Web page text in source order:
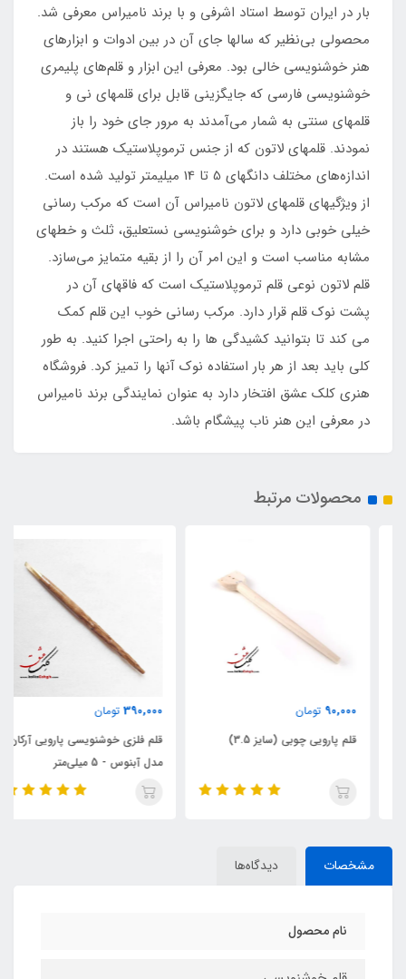
بار در ایران توسط استاد اشرفی و با برند نامیراس معرفی شد.
محصولی بی‌نظیر که سالها جای آن در بین ادوات و ابزارهای
هنر خوشنویسی خالی بود. معرفی این ابزار و قلم‌های پلیمری
خوشنویسی فارسی که جایگزینی قابل برای قلمهای نی و
قلمهای سنتی به شمار می‌آمدند به مرور جای خود را باز
نمودند. قلمهای لاتون که از جنس ترموپلاستیک هستند در
اندازه‌های مختلف دانگهای 5 تا 14 میلیمتر تولید شده است.
از ویژگیهای قلمهای لاتون نامیراس آن است که مرکب رسانی
خیلی خوبی دارد و برای خوشنویسی نستعلیق، ثلث و خطهای
مشابه مناسب است و این امر آن را از بقیه متمایز می‌سازد.
قلم لاتون نوعی قلم ترموپلاستیک است که فاقهای آن در
پشت نوک قلم قرار دارد. مرکب رسانی خوب این قلم کمک
می کند تا بتوانید کشیدگی ها را به راحتی اجرا کنید. به طور
کلی باید بعد از هر بار استفاده نوک آنها را تمیز کرد. فروشگاه
هنری کلک عشق افتخار دارد به عنوان نمایندگی برند نامیراس
در معرفی این هنر ناب پیشگام باشد.
محصولات مرتبط
90,000 تومان
قلم پارویی چوبی (سایز 3.5)
390,000 تومان
قلم فلزی خوشنویسی پارویی آرکان
مدل آبنوس - 5 میلی‌متر
مشخصات دیدگاه‌ها
نام محصول